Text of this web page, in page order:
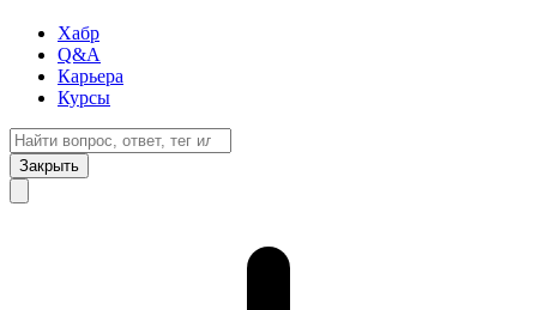
Хабр
Q&A
Карьера
Курсы
Закрыть